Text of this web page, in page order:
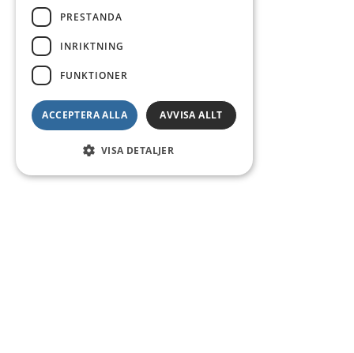
PRESTANDA
INRIKTNING
FUNKTIONER
ACCEPTERA ALLA AVVISA ALLT
VISA DETALJER